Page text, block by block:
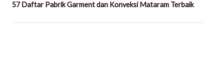
57 Daftar Pabrik Garment dan Konveksi Mataram Terbaik